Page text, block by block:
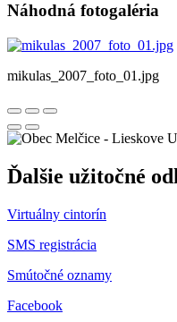
Náhodná fotogaléria
mikulas_2007_foto_01.jpg
Ďalšie užitočné
Virtuálny cintorín
SMS registrácia
Smútočné oznamy
Facebook